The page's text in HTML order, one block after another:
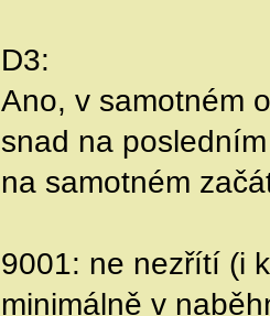
D3:
Ano, v samotném
snad na
na samotném
9001: ne nezřítí (i
minimálně v